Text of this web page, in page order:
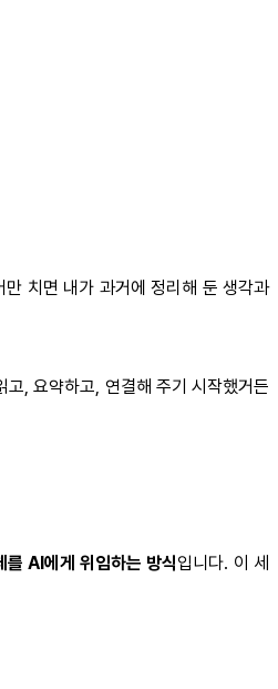
치면 내가 과거에 정리해 둔 생각과
, 요약하고, 연결해 주기 시작했거든
를 AI에게 위임하는 방식입니다. 이 세